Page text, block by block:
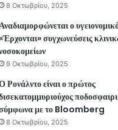
8 Οκτωβρίου, 2025
ο
συγχωνεύσεις
9 Οκτωβρίου, 2025
Ρονάλντο είναι ο πρώτος
με το Bloomberg
8 Οκτωβρίου, 2025